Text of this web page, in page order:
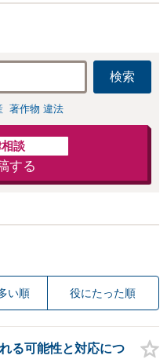
検索
著作物 違法
談
する
い順 役にたった順
る可能性と対応につ